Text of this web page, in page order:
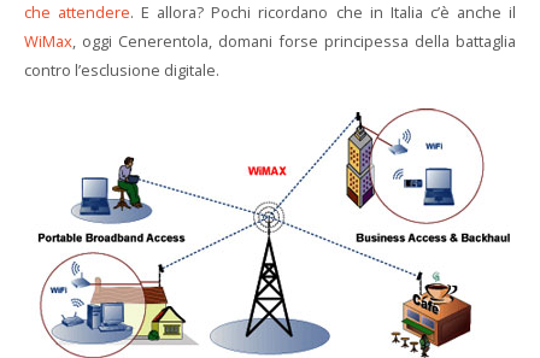
che attendere. E allora? Pochi ricordano che in Italia c’è anche il
WiMax, oggi Cenerentola, domani forse principessa della battaglia
contro l’esclusione digitale.